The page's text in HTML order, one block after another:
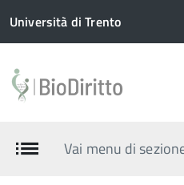
Università di Trento
Vai menu di